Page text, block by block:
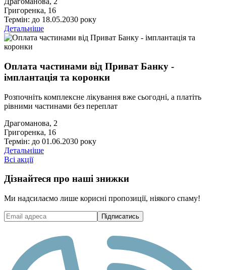
Григоренка, 16
Термін: до 18.05.2030 року
Детальніше
Оплата частинами від Приват Банку -
імплантація та коронки
Розпочніть комплексне лікування вже сьогодні, а платіть
рівними частинами без переплат
Драгоманова, 2
Григоренка, 16
Термін: до 01.06.2030 року
Детальніше
Всі акції
Дізнайтеся про наші знижки
Ми надсилаємо лише корисні пропозиції, ніякого спаму!
Підписатись